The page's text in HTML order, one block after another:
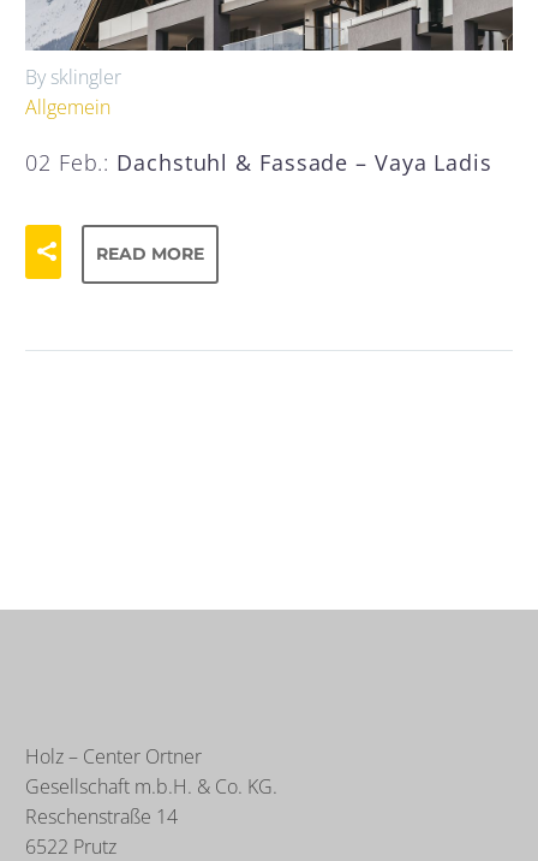
By sklingler
Allgemein
02 Feb.: Dachstuhl & Fassade – Vaya Ladis
READ MORE
Holz – Center Ortner
Gesellschaft m.b.H. & Co. KG.
Reschenstraße 14
6522 Prutz